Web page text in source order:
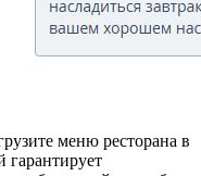
меню ресторана в
гарантирует